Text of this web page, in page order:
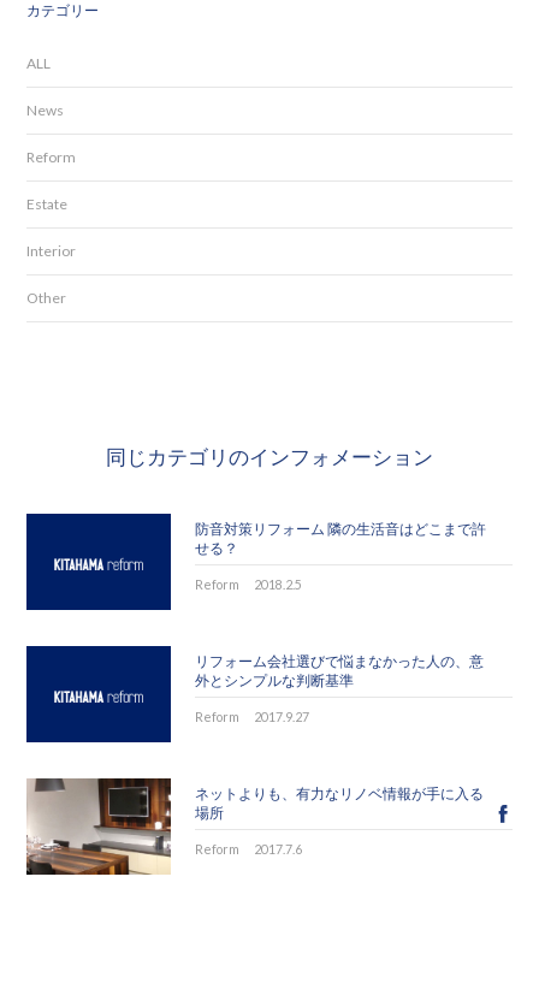
カテゴリー
ALL
News
Reform
Estate
Interior
Other
同じカテゴリのインフォメーション
防音対策リフォーム 隣の生活音はどこまで許
せる？
Reform 2018.2.5
リフォーム会社選びで悩まなかった人の、意
外とシンプルな判断基準
Reform 2017.9.27
ネットよりも、有力なリノベ情報が手に入る
場所
Reform 2017.7.6